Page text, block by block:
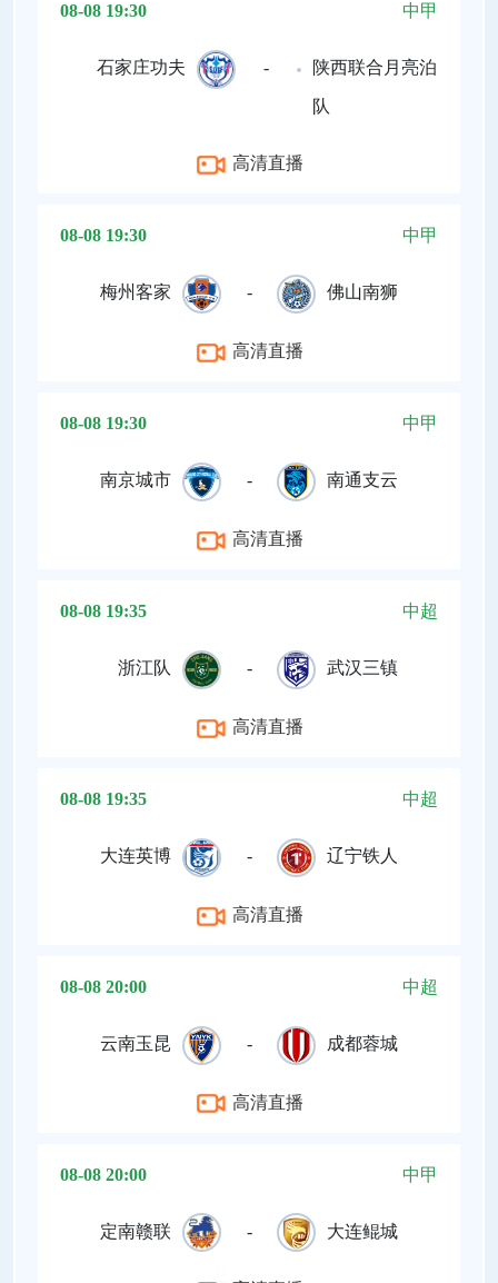
08-08 19:30 中甲
石家庄功夫 - 陕西联合月亮泊
队
高清直播
08-08 19:30 中甲
梅州客家 - 佛山南狮
高清直播
08-08 19:30 中甲
南京城市 - 南通支云
高清直播
08-08 19:35 中超
浙江队 - 武汉三镇
高清直播
08-08 19:35 中超
大连英博 - 辽宁铁人
高清直播
08-08 20:00 中超
云南玉昆 - 成都蓉城
高清直播
08-08 20:00 中甲
定南赣联 - 大连鲲城